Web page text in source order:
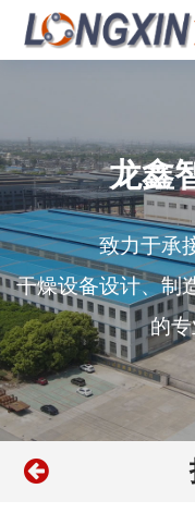
龙鑫
致力于承
干燥设备设计、制
的